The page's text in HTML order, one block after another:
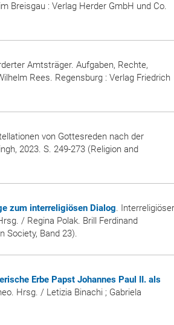
Breisgau : Verlag Herder GmbH und Co.
Amtsträger. Aufgaben, Rechte,
Rees. Regensburg : Verlag Friedrich
von Gottesreden nach der
2023. S. 249-273 (Religion and
zum interreligiösen Dialog. Interreligiöser
/ Regina Polak. Brill Ferdinand
Society, Band 23).
Erbe Papst Johannes Paul II. als
Hrsg. / Letizia Binachi ; Gabriela